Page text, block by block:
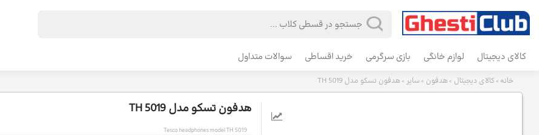
کالای دیجیتال لوازم خانگی بازی سرگرمی خرید اقساطی سوالات متداول
خانه > کالای دیجیتال > هدفون > سایر > هدفون تسکو مدل TH 5019
هدفون تسکو مدل TH 5019
Tesco headphones model TH 5019